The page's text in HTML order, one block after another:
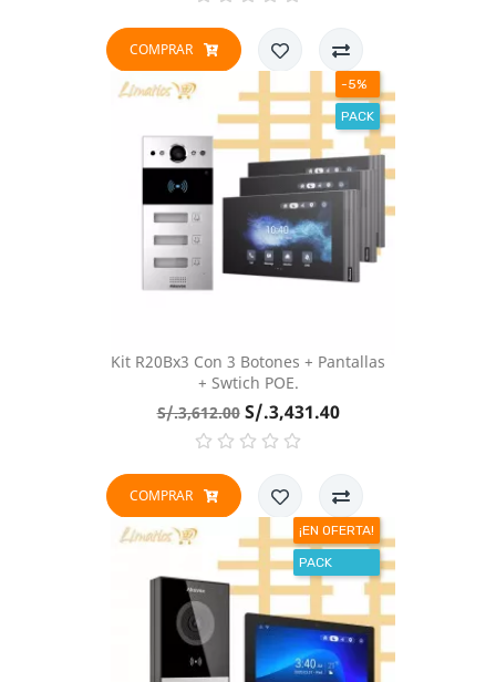
COMPRAR
Kit R20Bx3 Con 3 Botones + Pantallas
+ Swtich POE.
Precio
base
S/.3,612.00 Precio
S/.3,431.40
COMPRAR
-5%
PACK
¡EN OFERTA!
PACK